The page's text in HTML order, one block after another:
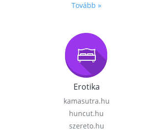
Tovább »
Erotika
kamasutra.hu
huncut.hu
szereto.hu